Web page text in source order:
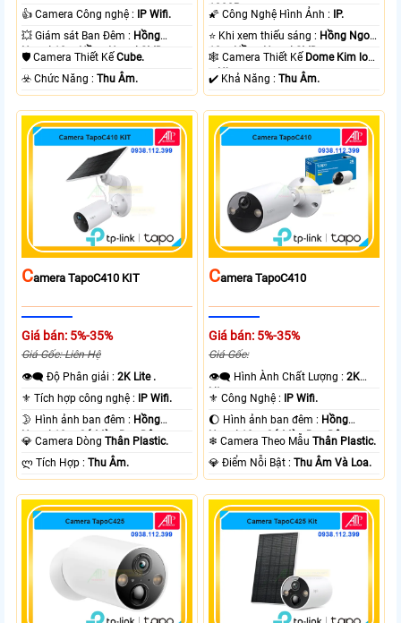
.
👍 Camera Công nghệ : IP Wifi.
💥 Giám sát Ban Đêm : Hồng
Ngoại 10m Hồng Ngoại SMD.
🛡 Camera Thiết KếCube.
️☣️ Chức Năng :Thu Âm.
1080P .
🌠 Công Nghệ Hình Ảnh : IP.
⭐ Khi xem thiếu sáng : Hồng Ngoại
10m Hồng Ngoại SMD.
🕸️ Camera Thiết Kế Dome Kim loại
+ Nhựa.
️✔️ Khả Năng :Thu Âm.
CAmera TapoC410 KIT
Giá bán: 5%-35%
Giá Gốc: Liên Hệ
👁️‍🗨 Độ Phân giải :2K Lite .
⚜️ Tích hợp công nghệ : IP Wifi.
🌛 Hình ảnh ban đêm : Hồng
Ngoại 10m Có Màu Ban Ðêm.
💎 Camera DòngThân Plastic.
️ლ Tích Hợp :Thu Âm.
CAmera TapoC410
Giá bán: 5%-35%
Giá Gốc:
👁️‍🗨 Hình Ành Chất Lượng :2K
Lite .
⚜️ Công Nghệ : IP Wifi.
🌔 Hình ảnh ban đêm : Hồng
Ngoại 10m Có Màu Ban Ðêm.
❄ Camera Theo MẫuThân Plastic.
️💎 Điểm Nỗi Bật :Thu Âm Và Loa.